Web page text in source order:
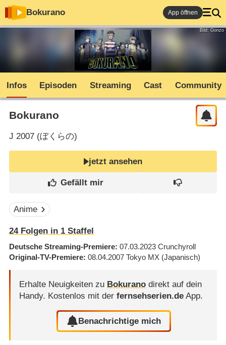
Bokurano App öffnen
Bild: Gonzo
Infos Episoden Streaming Cast Community
Bokurano
J 2007 (ぼくらの)
jetzt ansehen
Anime
24Folgen in 1Staffel
Deutsche Streaming-Premiere 07.03.2023 Crunchyroll
Original-TV-Premiere 08.04.2007 Tokyo MX (Japanisch)
Erhalte Neuigkeiten zu Bokuranodirekt auf dein
Handy. Kostenlos mit der fernsehserien.deApp.
Benachrichtige mich